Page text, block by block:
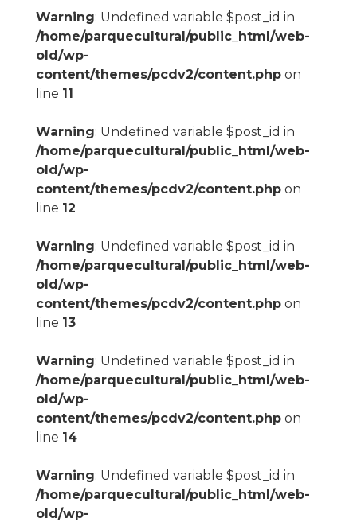
Warning: Undefined variable $post_id in
/home/parquecultural/public_html/web-
old/wp-
content/themes/pcdv2/content.phpon
line 11
Warning: Undefined variable $post_id in
/home/parquecultural/public_html/web-
old/wp-
content/themes/pcdv2/content.phpon
line 12
Warning: Undefined variable $post_id in
/home/parquecultural/public_html/web-
old/wp-
content/themes/pcdv2/content.phpon
line 13
Warning: Undefined variable $post_id in
/home/parquecultural/public_html/web-
old/wp-
content/themes/pcdv2/content.phpon
line 14
Warning: Undefined variable $post_id in
/home/parquecultural/public_html/web-
old/wp-